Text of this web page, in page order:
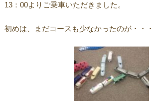
13：00よりご乗車いただきました。
初めは、まだコースも少なかったのが・・・